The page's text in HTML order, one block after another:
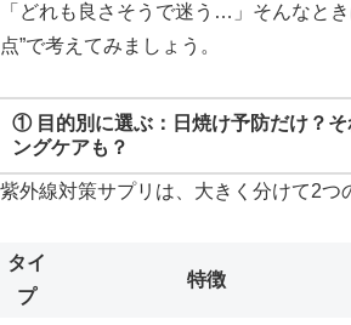
「どれも良さそうで迷う…」そんなと
点”で考えてみましょう。
① 目的別に選ぶ：日焼け予防だけ？
ングケアも？
紫外線対策サプリは、大きく分けて2つ
タイ
プ
特徴